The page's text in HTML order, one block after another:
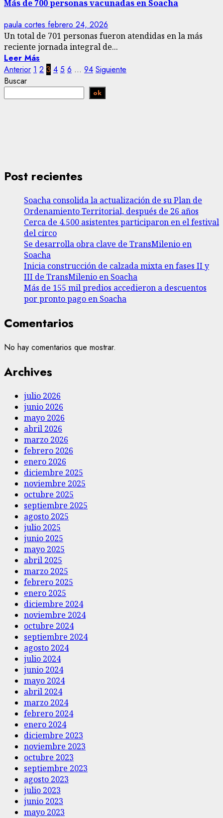
Más de 700 personas vacunadas en Soacha
paula cortes febrero 24, 2026
Un total de 701 personas fueron atendidas en la más
reciente jornada integral de...
Leer Más
Paginación
de
Anterior 1 2 3 4 5 6 … 94 Siguiente
Buscar
ok
Post recientes
Soacha consolida la actualización de su Plan de
Ordenamiento Territorial, después de 26 años
Cerca de 4.500 asistentes participaron en el festival
del circo
Se desarrolla obra clave de TransMilenio en
Soacha
Inicia construcción de calzada mixta en fases II y
III de TransMilenio en Soacha
Más de 155 mil predios accedieron a descuentos
por pronto pago en Soacha
Comentarios
No hay comentarios que mostrar.
Archives
julio 2026
junio 2026
mayo 2026
abril 2026
marzo 2026
febrero 2026
enero 2026
diciembre 2025
noviembre 2025
octubre 2025
septiembre 2025
agosto 2025
julio 2025
junio 2025
mayo 2025
abril 2025
marzo 2025
febrero 2025
enero 2025
diciembre 2024
noviembre 2024
octubre 2024
septiembre 2024
agosto 2024
julio 2024
junio 2024
mayo 2024
abril 2024
marzo 2024
febrero 2024
enero 2024
diciembre 2023
noviembre 2023
octubre 2023
septiembre 2023
agosto 2023
julio 2023
junio 2023
mayo 2023